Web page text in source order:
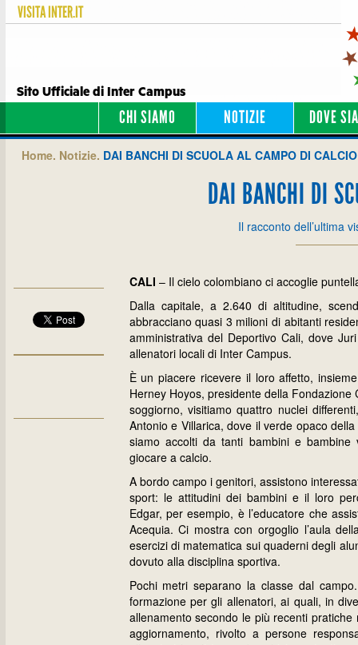
VISITAINTER.IT
Sito Ufficiale di Inter Campus
CHI SIAMO NOTIZIE DOVE
Home. Notizie. DAI BANCHI DI SCUOLA AL CAMPO DI CALCIO
DAI BANCHI DI
Il racconto dell’ultima
CALI – Il cielo colombiano ci accoglie
Dalla capitale, a 2.640 di altitudine,
abbracciano quasi 3 milioni di abitanti
amministrativa del Deportivo Cali, dove
allenatori locali di Inter Campus.
È un piacere ricevere il loro affetto,
Herney Hoyos, presidente della
soggiorno, visitiamo quattro nuclei
Antonio e Villarica, dove il verde opaco
siamo accolti da tanti bambini e
giocare a calcio.
A bordo campo i genitori, assistono
sport: le attitudini dei bambini e il loro
Edgar, per esempio, è l’educatore che
Acequia. Ci mostra con orgoglio l’aula
esercizi di matematica sui quaderni degli
dovuto alla disciplina sportiva.
Pochi metri separano la classe dal
formazione per gli allenatori, ai quali, in
allenamento secondo le più recenti
aggiornamento, rivolto a persone